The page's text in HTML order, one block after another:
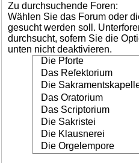
Zu durchsuchende Foren:
Wählen Sie das Forum oder
gesucht werden soll.
durchsucht, sofern Sie die
unten nicht deaktivieren.